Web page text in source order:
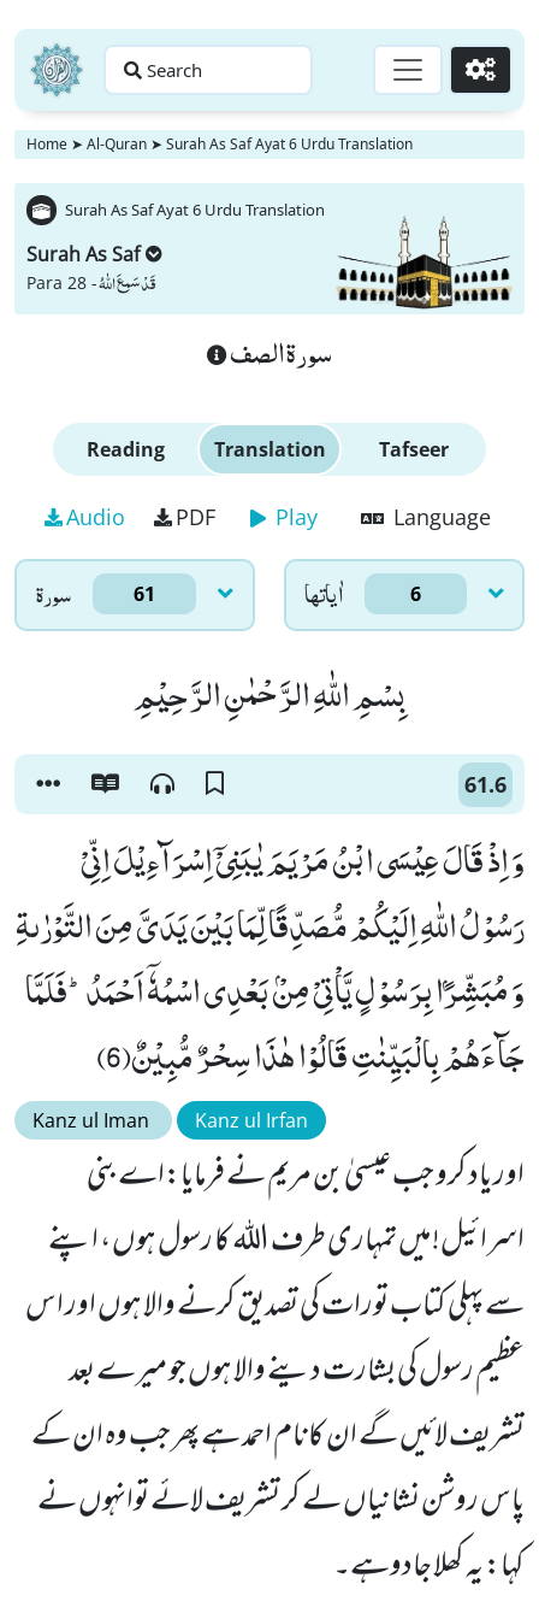
Search Go
Home ➤ Al-Quran ➤ Surah As Saf Ayat 6 Urdu Translation
Surah As Saf Ayat 6 Urdu Translation
Surah As Saf
Para 28 -قَدْ سَمِعَ اللّٰهُ
سورة الصف
Reading Translation Tafseer
Audio PDF Play Language
سورۃ 61 اٰياتها 6
بِسْمِ اللّٰهِ الرَّحْمٰنِ الرَّحِیْمِ
61.6
وَ اِذْ قَالَ عِیْسَى ابْنُ مَرْیَمَ یٰبَنِیْۤ اِسْرَآءِیْلَ اِنِّیْ
رَسُوْلُ اللّٰهِ اِلَیْكُمْ مُّصَدِّقًا لِّمَا بَیْنَ یَدَیَّ مِنَ التَّوْرٰىةِ
وَ مُبَشِّرًۢا بِرَسُوْلٍ یَّاْتِیْ مِنْۢ بَعْدِی اسْمُهٗۤ اَحْمَدُؕ-فَلَمَّا
جَآءَهُمْ بِالْبَیِّنٰتِ قَالُوْا هٰذَا سِحْرٌ مُّبِیْنٌ(6)
Kanz ul Iman Kanz ul Irfan
اور یاد کرو جب عیسیٰ بن مریم نے فرمایا:اے بنی
اسرائیل! میں تمہاری طرف اللہ کا رسول ہوں ، اپنے
سے پہلی کتاب تورات کی تصدیق کرنے والا ہوں اور اس
عظیم رسول کی بشارت دینے والا ہوں جو میرے بعد
تشریف لائیں گے ان کا نام احمد ہے پھر جب وہ ان کے
پاس روشن نشانیاں لے کر تشریف لائے توانہوں نے
کہا: یہ کھلا جادوہے۔